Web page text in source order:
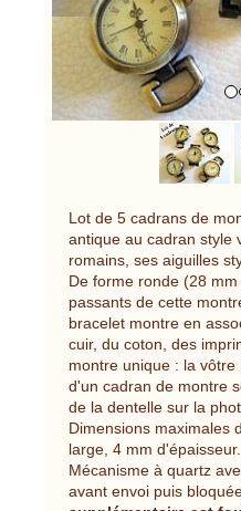
Lot de 5 cadrans de
antique au cadran style
romains, ses aiguilles
De forme ronde (28
passants de cette
bracelet montre en
cuir, du coton, des
montre unique : la
d'un cadran de montre
de la dentelle sur la
Dimensions maximales
large, 4 mm d'épaisseur.
Mécanisme à quartz
avant envoi puis